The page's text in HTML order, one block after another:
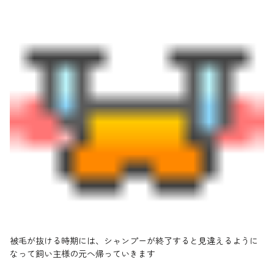
被毛が抜ける時期には、シャンプーが終了すると見違えるように
なって飼い主様の元へ帰っていきます